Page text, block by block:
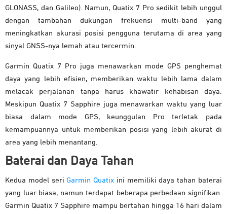
GLONASS, dan Galileo). Namun, Quatix 7 Pro sedikit lebih unggul
dengan tambahan dukungan frekuensi multi-band yang
meningkatkan akurasi posisi pengguna terutama di area yang
sinyal GNSS-nya lemah atau tercermin.
Garmin Quatix 7 Pro juga menawarkan mode GPS penghemat
daya yang lebih efisien, memberikan waktu lebih lama dalam
melacak perjalanan tanpa harus khawatir kehabisan daya.
Meskipun Quatix 7 Sapphire juga menawarkan waktu yang luar
biasa dalam mode GPS, keunggulan Pro terletak pada
kemampuannya untuk memberikan posisi yang lebih akurat di
area yang lebih menantang.
Baterai dan Daya Tahan
Kedua model seri Garmin Quatix ini memiliki daya tahan baterai
yang luar biasa, namun terdapat beberapa perbedaan signifikan.
Garmin Quatix 7 Sapphire mampu bertahan hingga 16 hari dalam